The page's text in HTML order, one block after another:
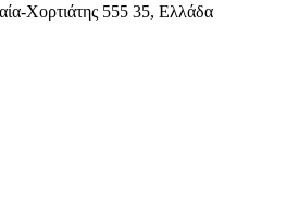
Χορτιάτης 555 35, Ελλάδα